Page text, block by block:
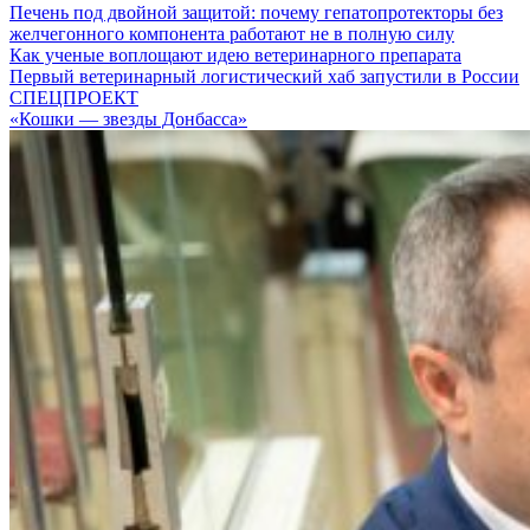
Печень под двойной защитой: почему гепатопротекторы без
желчегонного компонента работают не в полную силу
Как ученые воплощают идею ветеринарного препарата
Первый ветеринарный логистический хаб запустили в России
СПЕЦПРОЕКТ
«Кошки — звезды Донбасса»